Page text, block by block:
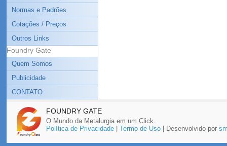
Normas e Padrões
Cotações / Preços
Outros Links
Foundry Gate
Quem Somos
Publicidade
CONTATO
FOUNDRY GATE
O Mundo da Metalurgia em um Click.
Política de Privacidade| Termo de Uso| Desenvolvido por